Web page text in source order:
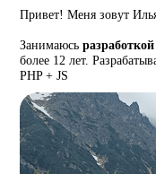
Привет! Меня зовут
Занимаюсь
более 12 лет.
PHP + JS